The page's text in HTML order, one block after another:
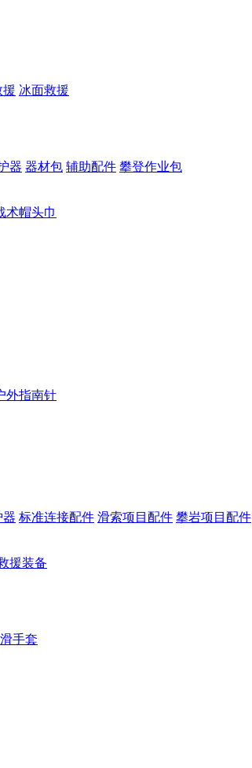
援 冰面救援
器 器材包 辅助配件 攀登作业包
术帽头巾
外指南针
器 标准连接配件 滑索项目配件 攀岩项目配件
援装备
手套